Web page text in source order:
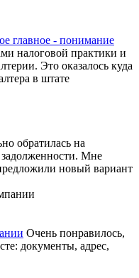
главное - понимание
налоговой практики и
Это оказалось куда
в штате
обратилась на
задолженности. Мне
новый вариант
Очень понравилось,
документы, адрес,